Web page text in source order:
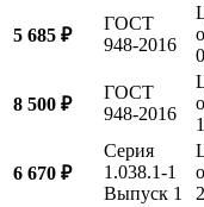
5 685 ₽
ГОСТ
948-2016
8 500 ₽
ГОСТ
948-2016
6 670 ₽
Серия
1.038.1-1
Выпуск 1